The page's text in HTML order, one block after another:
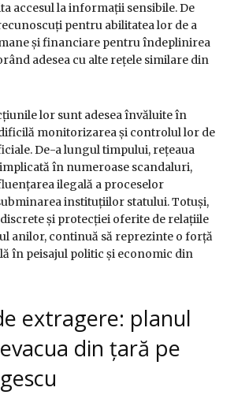
accesul la informații sensibile. De
pentru abilitatea lor de a
și financiare pentru îndeplinirea
adesea cu alte rețele similare din
lor sunt adesea învăluite în
monitorizarea și controlul lor de
De-a lungul timpului, rețeaua
în numeroase scandaluri,
ilegală a proceselor
instituțiilor statului. Totuși,
și protecției oferite de relațiile
anilor, continuă să reprezinte o forță
în peisajul politic și economic din
extragere: planul
din țară pe